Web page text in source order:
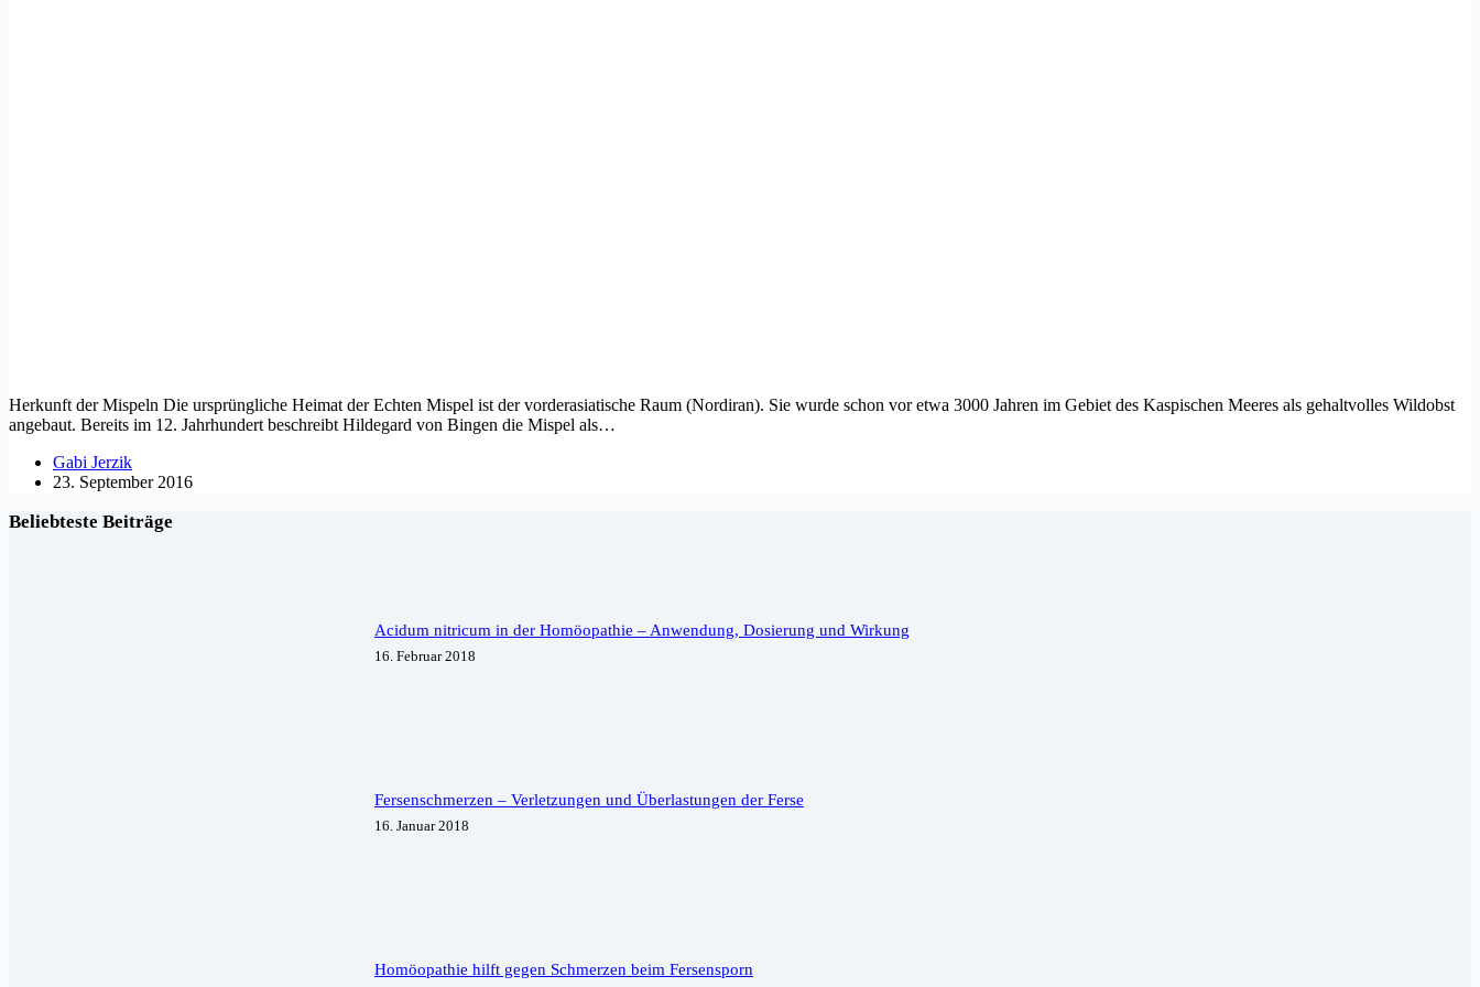
Herkunft der Mispeln Die ursprüngliche Heimat der Echten Mispel ist der vorderasiatische Raum (Nordiran). Sie wurde schon vor etwa 3000 Jahren im Gebiet des Kaspischen Meeres als gehaltvolles Wildobst
angebaut. Bereits im 12. Jahrhundert beschreibt Hildegard von Bingen die Mispel als…
Gabi Jerzik
23. September 2016
Beliebteste Beiträge
Acidum nitricum in der Homöopathie – Anwendung, Dosierung und Wirkung
16. Februar 2018
Fersenschmerzen – Verletzungen und Überlastungen der Ferse
16. Januar 2018
Homöopathie hilft gegen Schmerzen beim Fersensporn